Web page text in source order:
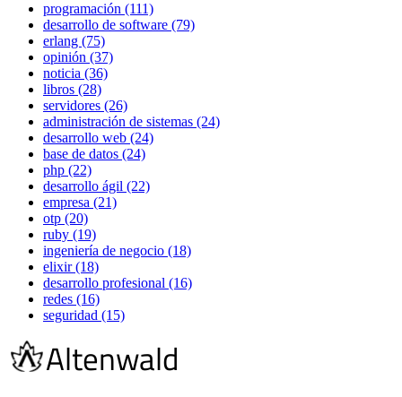
programación (111)
desarrollo de software (79)
erlang (75)
opinión (37)
noticia (36)
libros (28)
servidores (26)
administración de sistemas (24)
desarrollo web (24)
base de datos (24)
php (22)
desarrollo ágil (22)
empresa (21)
otp (20)
ruby (19)
ingeniería de negocio (18)
elixir (18)
desarrollo profesional (16)
redes (16)
seguridad (15)